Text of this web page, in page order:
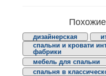
дизайнерская
спальни и кровати
фабрики
мебель для спальни
спальня в